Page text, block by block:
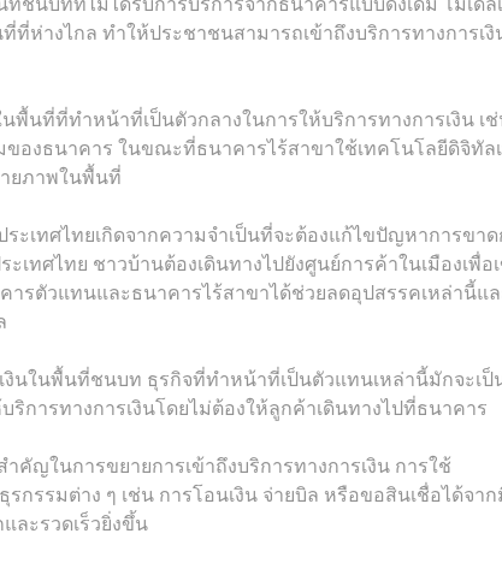
ห่างไกล ทำให้ประชาชนสามารถเข้าถึงบริการทางการเงิ
นที่ที่ทำหน้าที่เป็นตัวกลางในการให้บริการทางการเงิน เ
ของธนาคาร ในขณะที่ธนาคารไร้สาขาใช้เทคโนโลยีดิจิทัล
ายภาพในพื้นที่
ะเทศไทยเกิดจากความจำเป็นที่จะต้องแก้ไขปัญหาการขาด
ทศไทย ชาวบ้านต้องเดินทางไปยังศูนย์การค้าในเมืองเพื่อ
ารตัวแทนและธนาคารไร้สาขาได้ช่วยลดอุปสรรคเหล่านี้แล
นในพื้นที่ชนบท ธุรกิจที่ทำหน้าที่เป็นตัวแทนเหล่านี้มักจะเป็
ารทางการเงินโดยไม่ต้องให้ลูกค้าเดินทางไปที่ธนาคาร
ญในการขยายการเข้าถึงบริการทางการเงิน การใช้
รรมต่าง ๆ เช่น การโอนเงิน จ่ายบิล หรือขอสินเชื่อได้จา
ละรวดเร็วยิ่งขึ้น